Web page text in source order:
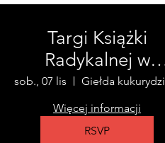
Targi Książki
Radykalnej w
Newport
sob., 07 lis
Więcej informacji
RSVP